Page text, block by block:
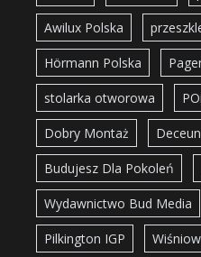
Awilux Polska
Hörmann Polska
stolarka otworowa
Dobry Montaż
Budujesz Dla Pokoleń
Wydawnictwo Bud Media
Pilkington IGP